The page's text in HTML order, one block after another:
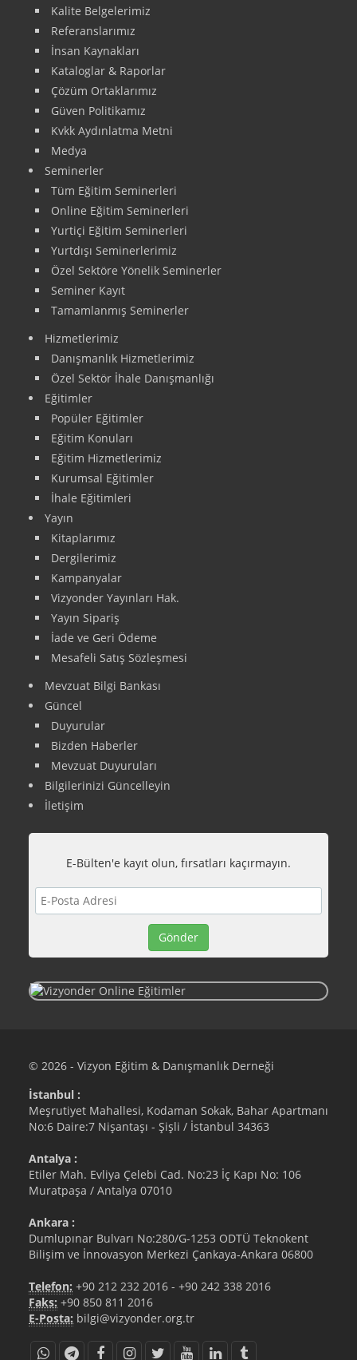
Kalite Belgelerimiz
Referanslarımız
İnsan Kaynakları
Kataloglar & Raporlar
Çözüm Ortaklarımız
Güven Politikamız
Kvkk Aydınlatma Metni
Medya
Seminerler
Tüm Eğitim Seminerleri
Online Eğitim Seminerleri
Yurtiçi Eğitim Seminerleri
Yurtdışı Seminerlerimiz
Özel Sektöre Yönelik Seminerler
Seminer Kayıt
Tamamlanmış Seminerler
Hizmetlerimiz
Danışmanlık Hizmetlerimiz
Özel Sektör İhale Danışmanlığı
Eğitimler
Popüler Eğitimler
Eğitim Konuları
Eğitim Hizmetlerimiz
Kurumsal Eğitimler
İhale Eğitimleri
Yayın
Kitaplarımız
Dergilerimiz
Kampanyalar
Vizyonder Yayınları Hak.
Yayın Sipariş
İade ve Geri Ödeme
Mesafeli Satış Sözleşmesi
Mevzuat Bilgi Bankası
Güncel
Duyurular
Bizden Haberler
Mevzuat Duyuruları
Bilgilerinizi Güncelleyin
İletişim
E-Bülten'e kayıt olun, fırsatları kaçırmayın.
© 2026 - Vizyon Eğitim & Danışmanlık Derneği
İstanbul :
Meşrutiyet Mahallesi, Kodaman Sokak, Bahar Apartmanı
No:6 Daire:7 Nişantaşı - Şişli / İstanbul 34363
Antalya :
Etiler Mah. Evliya Çelebi Cad. No:23 İç Kapı No: 106
Muratpaşa / Antalya 07010
Ankara :
Dumlupınar Bulvarı No:280/G-1253 ODTÜ Teknokent
Bilişim ve İnnovasyon Merkezi Çankaya-Ankara 06800
Telefon: +90 212 232 2016 - +90 242 338 2016
Faks: +90 850 811 2016
E-Posta: bilgi@vizyonder.org.tr